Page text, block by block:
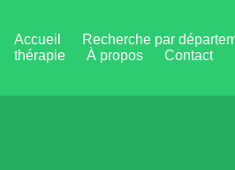
Accueil Recherche par
thérapie
À propos Contact